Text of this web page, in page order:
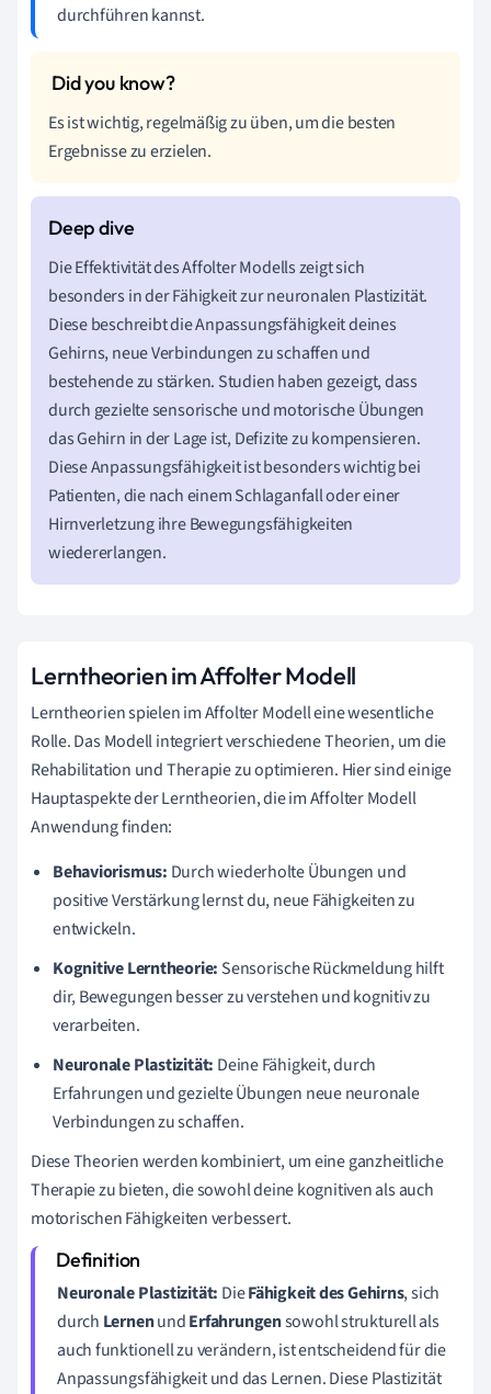
durchführen kannst.
Es ist wichtig, regelmäßig zu üben, um die besten
Ergebnisse zu erzielen.
Die Effektivität des Affolter Modells zeigt sich
besonders in der Fähigkeit zur neuronalen Plastizität.
Diese beschreibt die Anpassungsfähigkeit deines
Gehirns, neue Verbindungen zu schaffen und
bestehende zu stärken. Studien haben gezeigt, dass
durch gezielte sensorische und motorische Übungen
das Gehirn in der Lage ist, Defizite zu kompensieren.
Diese Anpassungsfähigkeit ist besonders wichtig bei
Patienten, die nach einem Schlaganfall oder einer
Hirnverletzung ihre Bewegungsfähigkeiten
wiedererlangen.
Lerntheorien im Affolter Modell
Lerntheorien spielen im Affolter Modell eine wesentliche
Rolle. Das Modell integriert verschiedene Theorien, um die
Rehabilitation und Therapie zu optimieren. Hier sind einige
Hauptaspekte der Lerntheorien, die im Affolter Modell
Anwendung finden:
Behaviorismus: Durch wiederholte Übungen und
positive Verstärkung lernst du, neue Fähigkeiten zu
entwickeln.
Kognitive Lerntheorie: Sensorische Rückmeldung hilft
dir, Bewegungen besser zu verstehen und kognitiv zu
verarbeiten.
Neuronale Plastizität: Deine Fähigkeit, durch
Erfahrungen und gezielte Übungen neue neuronale
Verbindungen zu schaffen.
Diese Theorien werden kombiniert, um eine ganzheitliche
Therapie zu bieten, die sowohl deine kognitiven als auch
motorischen Fähigkeiten verbessert.
Neuronale Plastizität: DieFähigkeit des Gehirns, sich
durch LernenundErfahrungensowohl strukturell als
auch funktionell zu verändern, ist entscheidend für die
Anpassungsfähigkeit und das Lernen. Diese Plastizität